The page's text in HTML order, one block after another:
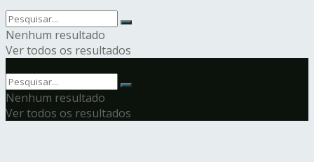
Nenhum resultado
Ver todos os resultados
Nenhum resultado
Ver todos os resultados